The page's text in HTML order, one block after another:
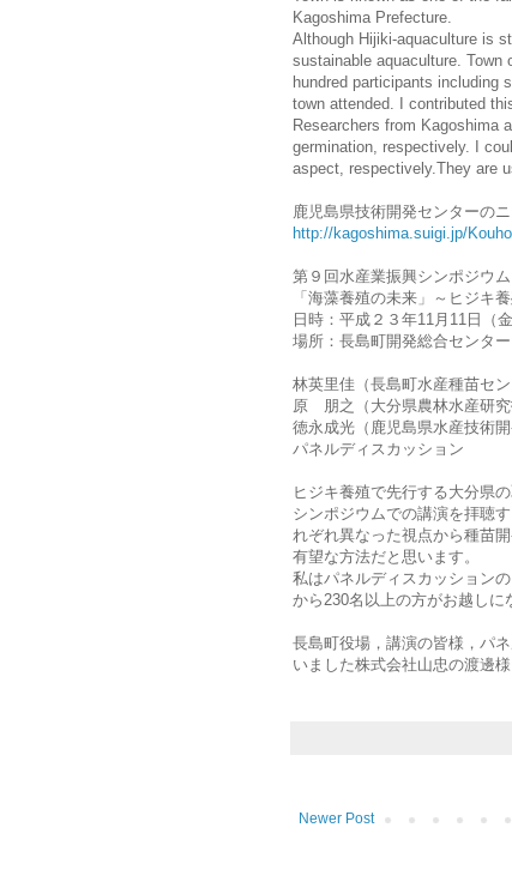
Kagoshima Prefecture.
Although Hijiki-aquaculture is
sustainable aquaculture.
hundred participants including
town attended. I contributed
Researchers from Kagoshima
germination, respectively. I
aspect, respectively.They are
鹿児島県技術開発センターの
http://kagoshima.suigi.jp/
第９回水産業振興シンポジウム
「海藻養殖の未来」～ヒジキ
日時：平成２３年11月11日（金
場所：長島町開発総合センター
林英里佳（長島町水産種苗セ
原 朋之（大分県農林水産研
徳永成光（鹿児島県水産技術
パネルディスカッション
ヒジキ養殖で先行する大分県
シンポジウムでの講演を拝聴
れぞれ異なった視点から種苗
有望な方法だと思います。
私はパネルディスカッション
から230名以上の方がお越しに
長島町役場，講演の皆様，パ
いました株式会社山忠の渡邊
Newer Post